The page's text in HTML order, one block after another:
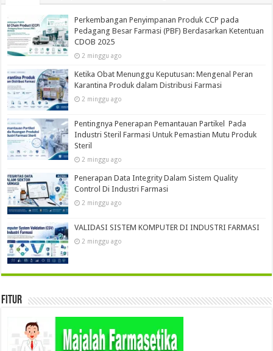
Perkembangan Penyimpanan Produk CCP pada
Pedagang Besar Farmasi (PBF) Berdasarkan Ketentuan
CDOB 2025
2 minggu ago
Ketika Obat Menunggu Keputusan: Mengenal Peran
Karantina Produk dalam Distribusi Farmasi
2 minggu ago
Pentingnya Penerapan Pemantauan Partikel Pada
Industri Steril Farmasi Untuk Pemastian Mutu Produk
Steril
2 minggu ago
Penerapan Data Integrity Dalam Sistem Quality
Control Di Industri Farmasi
2 minggu ago
VALIDASI SISTEM KOMPUTER DI INDUSTRI FARMASI
2 minggu ago
Fitur